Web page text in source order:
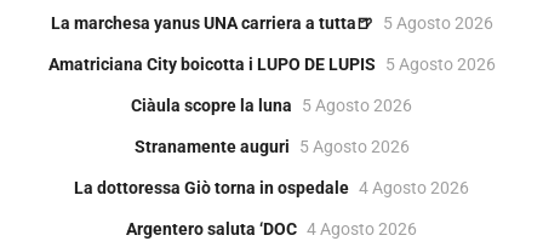
La marchesa yanus UNA carriera a tutta🍺 5 Agosto 2026
Amatriciana City boicotta i LUPO DE LUPIS 5 Agosto 2026
Ciàula scopre la luna 5 Agosto 2026
Stranamente auguri 5 Agosto 2026
La dottoressa Giò torna in ospedale 4 Agosto 2026
Argentero saluta ‘DOC 4 Agosto 2026